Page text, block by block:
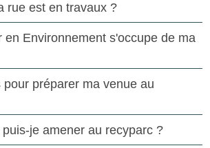
rue est en travaux ?
en Environnement s'occupe de ma
pour préparer ma venue au
je amener au recyparc ?